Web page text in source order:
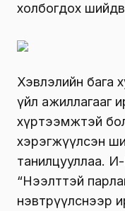
холбогдох
Хэвлэлийн бага
үйл ажиллагааг
хүртээмжтэй
хэрэгжүүлсэн
танилцууллаа.
“Нээлттэй
нэвтрүүлснээр